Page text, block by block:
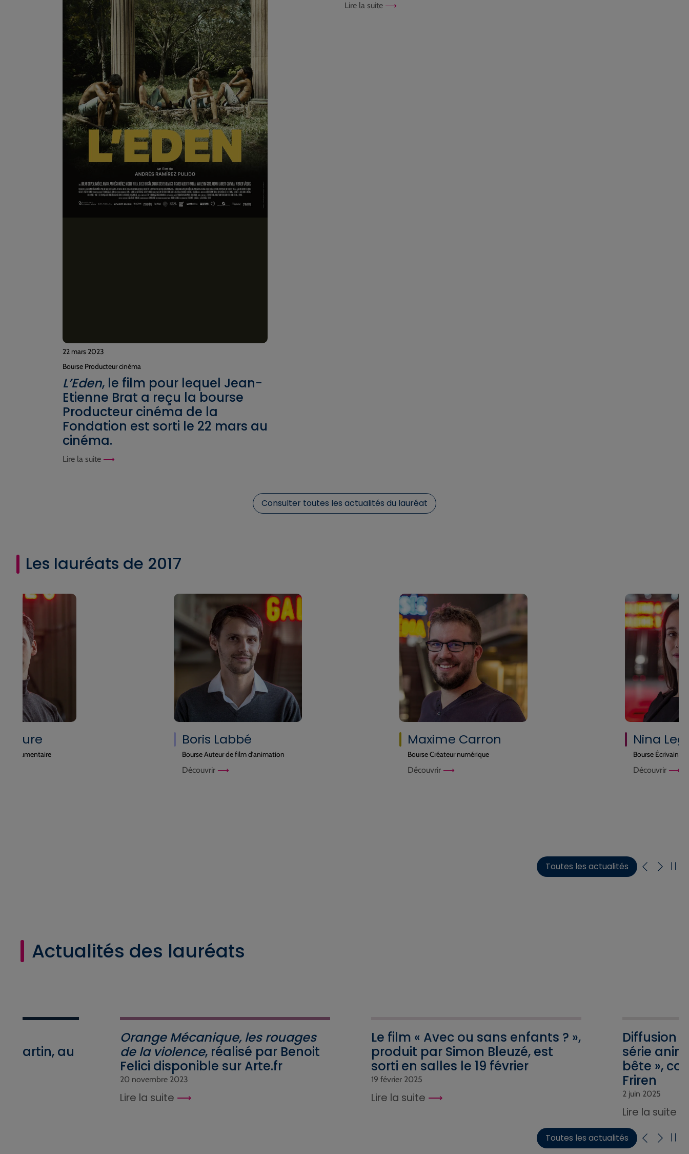
22 mars 2023
Bourse Producteur cinéma
L’Eden, le film pour lequel Jean-
Etienne Brat a reçu la bourse
Producteur cinéma de la
Fondation est sorti le 22 mars au
cinéma.
Lire la suite
Lire la suite
Consulter toutes les actualités du lauréat
Les lauréats de 2017
Bourse Auteur de film d’animation
Toutes les actualités
Actualités des lauréats
Martin, au
Orange Mécanique, les rouages
de la violence, réalisé par Benoit
Felici disponible sur Arte.fr
20 novembre 2023
Lire la suite
Le film « Avec ou sans enfants ? »,
produit par Simon Bleuzé, est
sorti en salles le 19 février
19 février 2025
Lire la suite
Diffusion
série
bête »,
Friren
2 juin 2025
Lire la suite
Toutes les actualités